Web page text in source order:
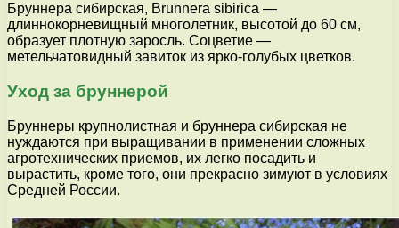
Бруннера сибирская, Brunnera sibirica —
длиннокорневищный многолетник, высотой до 60 см,
образует плотную заросль. Соцветие —
метельчатовидный завиток из ярко-голубых цветков.
Уход за бруннерой
Бруннеры крупнолистная и бруннера сибирская не
нуждаются при выращивании в применении сложных
агротехнических приемов, их легко посадить и
вырастить, кроме того, они прекрасно зимуют в условиях
Средней России.